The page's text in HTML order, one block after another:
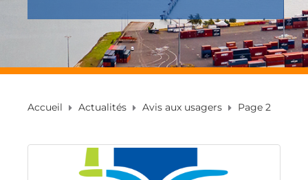
Accueil Actualités Avis aux usagers Page 2